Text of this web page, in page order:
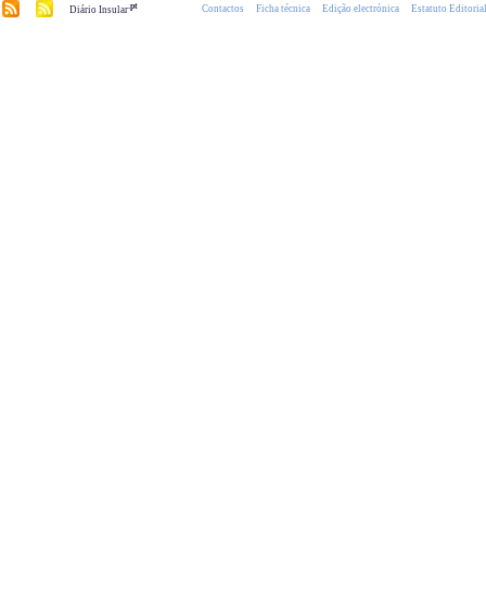
Diário Insular.pt Contactos Ficha técnica Edição electrónica Estatuto Editorial